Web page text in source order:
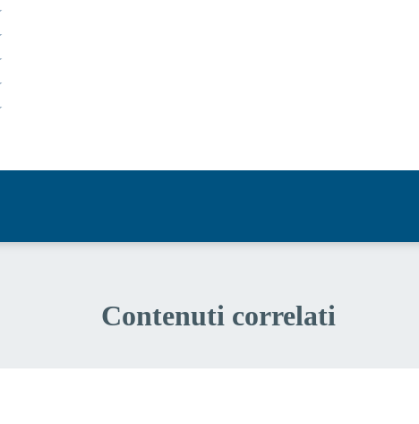
5 stelle su 5
4 stelle su 5
3 stelle su 5
2 stelle su 5
Contenuti correlati